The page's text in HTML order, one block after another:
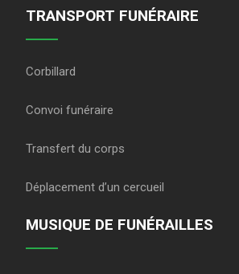
TRANSPORT FUNÉRAIRE
Corbillard
Convoi funéraire
Transfert du corps
Déplacement d’un cercueil
MUSIQUE DE FUNÉRAILLES